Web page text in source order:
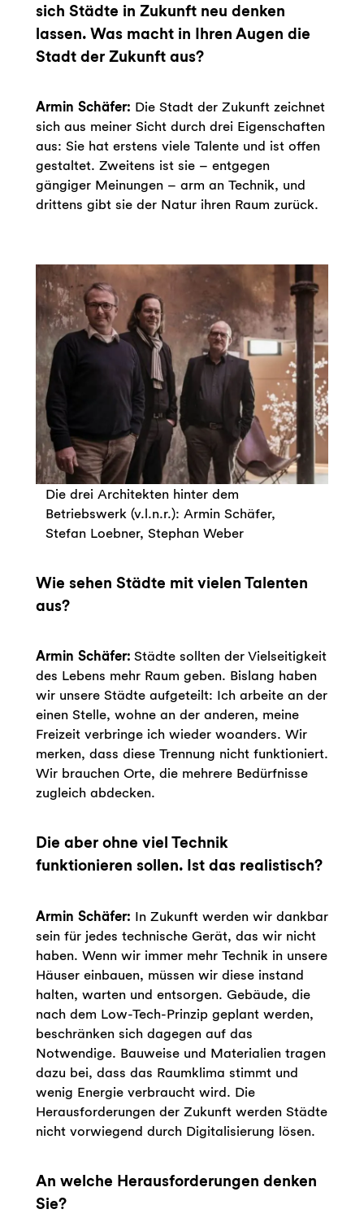
sich Städte in Zukunft neu denken
lassen. Was macht in Ihren Augen die
Stadt der Zukunft aus?
Armin Schäfer: Die Stadt der Zukunft zeichnet
sich aus meiner Sicht durch drei Eigenschaften
aus: Sie hat erstens viele Talente und ist offen
gestaltet. Zweitens ist sie – entgegen
gängiger Meinungen – arm an Technik, und
drittens gibt sie der Natur ihren Raum zurück.
Die drei Architekten hinter dem
Betriebswerk (v.l.n.r.): Armin Schäfer,
Stefan Loebner, Stephan Weber
Wie sehen Städte mit vielen Talenten
aus?
Armin Schäfer: Städte sollten der Vielseitigkeit
des Lebens mehr Raum geben. Bislang haben
wir unsere Städte aufgeteilt: Ich arbeite an der
einen Stelle, wohne an der anderen, meine
Freizeit verbringe ich wieder woanders. Wir
merken, dass diese Trennung nicht funktioniert.
Wir brauchen Orte, die mehrere Bedürfnisse
zugleich abdecken.
Die aber ohne viel Technik
funktionieren sollen. Ist das realistisch?
Armin Schäfer: In Zukunft werden wir dankbar
sein für jedes technische Gerät, das wir nicht
haben. Wenn wir immer mehr Technik in unsere
Häuser einbauen, müssen wir diese instand
halten, warten und entsorgen. Gebäude, die
nach dem Low-Tech-Prinzip geplant werden,
beschränken sich dagegen auf das
Notwendige. Bauweise und Materialien tragen
dazu bei, dass das Raumklima stimmt und
wenig Energie verbraucht wird. Die
Herausforderungen der Zukunft werden Städte
nicht vorwiegend durch Digitalisierung lösen.
An welche Herausforderungen denken
Sie?